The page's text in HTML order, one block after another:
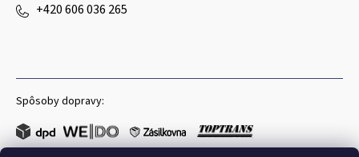
+420 606 036 265
Spôsoby dopravy: